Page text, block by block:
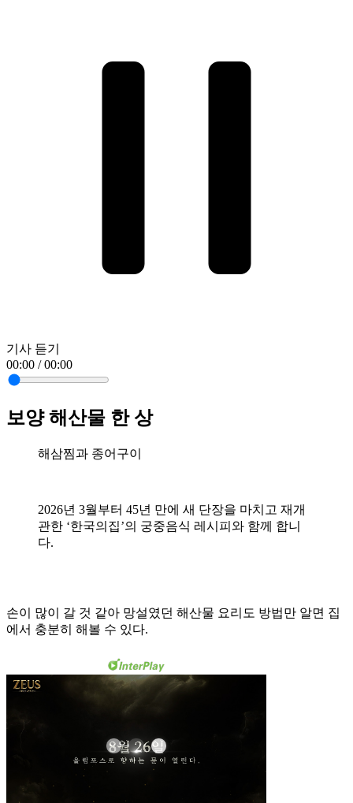
기사 듣기
00:00 / 00:00
보양 해산물 한 상
해삼찜과 종어구이
2026년 3월부터 45년 만에 새 단장을 마치고 재개
관한 ‘한국의집’의 궁중음식 레시피와 함께 합니
다.
손이 많이 갈 것 같아 망설였던 해산물 요리도 방법만 알면 집
에서 충분히 해볼 수 있다.